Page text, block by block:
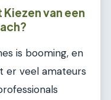
Kiezen van een
is booming, en
er veel amateurs